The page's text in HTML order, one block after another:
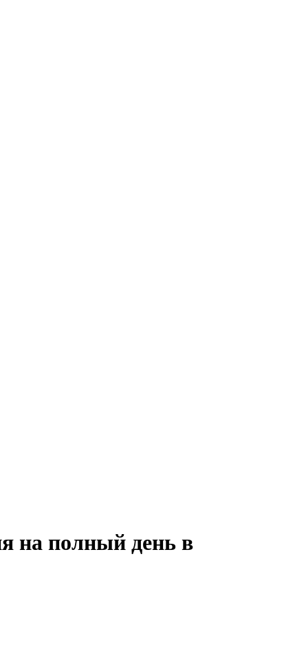
на полный день в